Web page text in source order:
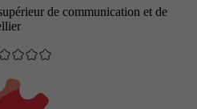
de communication et de